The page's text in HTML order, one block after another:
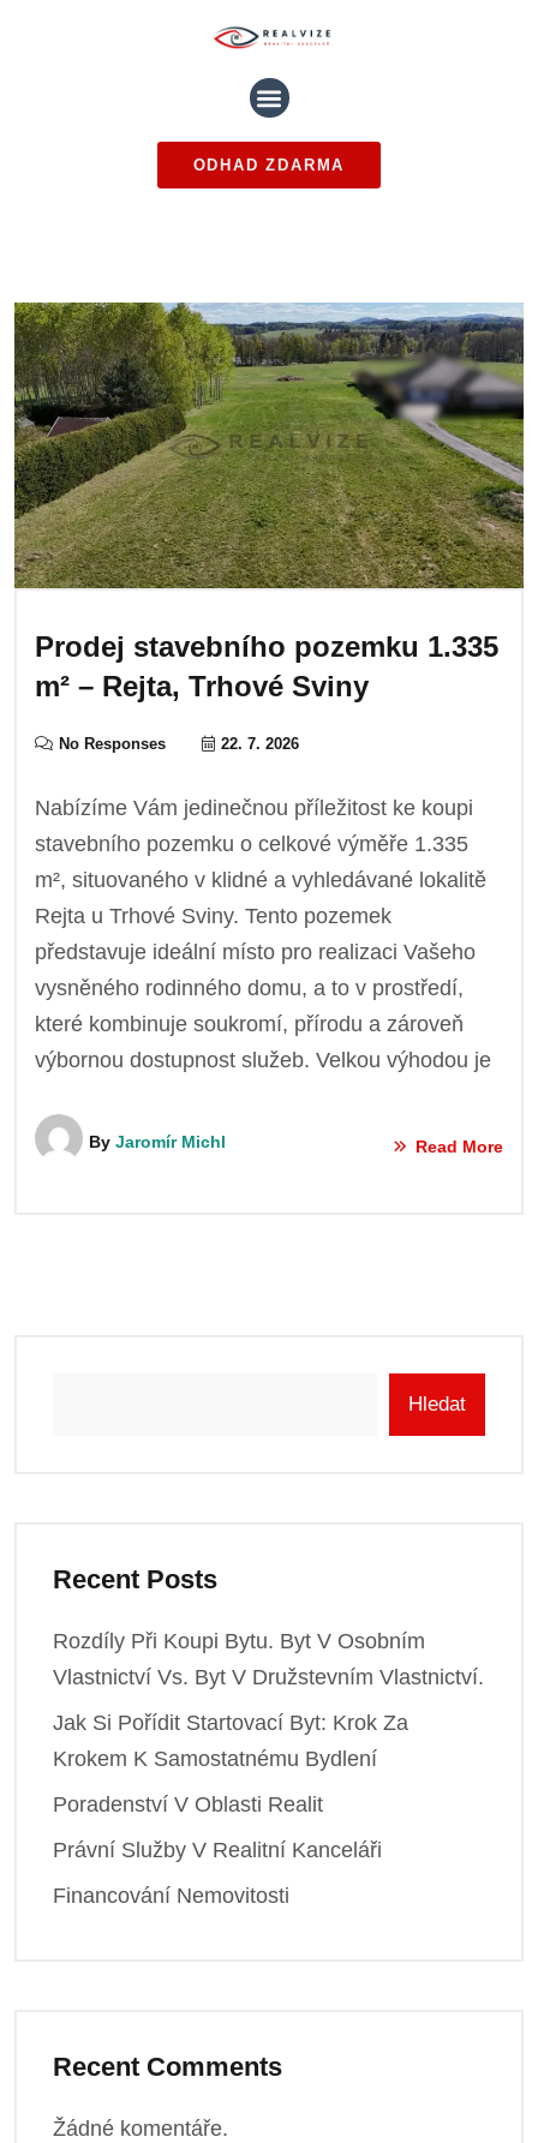
ODHAD ZDARMA
Prodej stavebního pozemku 1.335
m² – Rejta, Trhové Sviny
No Responses 22. 7. 2026
Nabízíme Vám jedinečnou příležitost ke koupi
stavebního pozemku o celkové výměře 1.335
m², situovaného v klidné a vyhledávané lokalitě
Rejta u Trhové Sviny. Tento pozemek
představuje ideální místo pro realizaci Vašeho
vysněného rodinného domu, a to v prostředí,
které kombinuje soukromí, přírodu a zároveň
výbornou dostupnost služeb. Velkou výhodou je
By Jaromír Michl Read More
Hledat
Recent Posts
Rozdíly Při Koupi Bytu. Byt V Osobním
Vlastnictví Vs. Byt V Družstevním Vlastnictví.
Jak Si Pořídit Startovací Byt: Krok Za
Krokem K Samostatnému Bydlení
Poradenství V Oblasti Realit
Právní Služby V Realitní Kanceláři
Financování Nemovitosti
Recent Comments
Žádné komentáře.